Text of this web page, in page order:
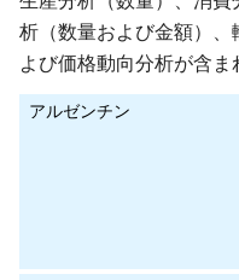
析（数量および金額）
よび価格動向分析が含ま
アルゼンチン